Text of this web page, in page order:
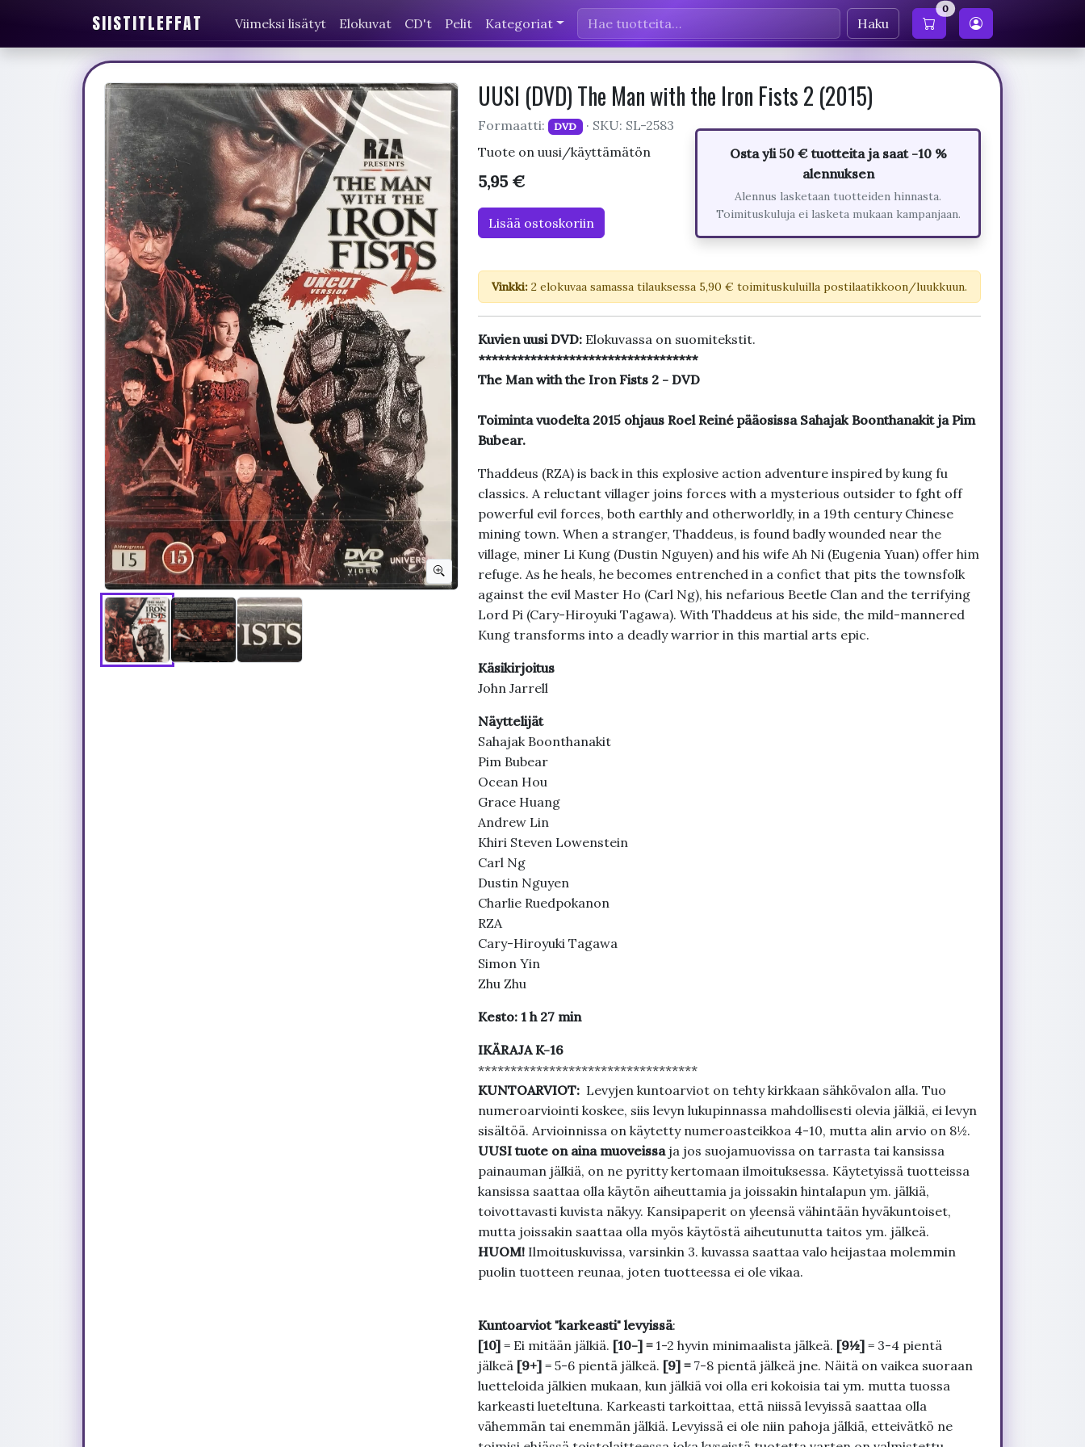
SIISTITLEFFAT Viimeksi lisätyt Elokuvat CD't Pelit Kategoriat Haku
0
UUSI (DVD) The Man with the Iron Fists 2 (2015)
Formaatti: DVD
· SKU: SL-2583
Tuote on uusi/käyttämätön
5,95 €
Lisää ostoskoriin
Osta yli 50 € tuotteita ja saat -10 %
alennuksen
Alennus lasketaan tuotteiden hinnasta.
Toimituskuluja ei lasketa mukaan kampanjaan.
Vinkki:2 elokuvaa samassa tilauksessa 5,90 € toimituskuluilla postilaatikkoon/luukkuun.
Kuvien uusi DVD: Elokuvassa on suomitekstit.
**********************************
The Man with the Iron Fists 2 - DVD
Toiminta vuodelta 2015 ohjaus Roel Reiné pääosissa Sahajak Boonthanakit ja Pim
Bubear.
Thaddeus (RZA) is back in this explosive action adventure inspired by kung fu
classics. A reluctant villager joins forces with a mysterious outsider to fght off
powerful evil forces, both earthly and otherworldly, in a 19th century Chinese
mining town. When a stranger, Thaddeus, is found badly wounded near the
village, miner Li Kung (Dustin Nguyen) and his wife Ah Ni (Eugenia Yuan) offer him
refuge. As he heals, he becomes entrenched in a confict that pits the townsfolk
against the evil Master Ho (Carl Ng), his nefarious Beetle Clan and the terrifying
Lord Pi (Cary-Hiroyuki Tagawa). With Thaddeus at his side, the mild-mannered
Kung transforms into a deadly warrior in this martial arts epic.
Käsikirjoitus
John Jarrell
Näyttelijät
Sahajak Boonthanakit
Pim Bubear
Ocean Hou
Grace Huang
Andrew Lin
Khiri Steven Lowenstein
Carl Ng
Dustin Nguyen
Charlie Ruedpokanon
RZA
Cary-Hiroyuki Tagawa
Simon Yin
Zhu Zhu
Kesto: 1 h 27 min
IKÄRAJA K-16
**********************************
KUNTOARVIOT: Levyjen kuntoarviot on tehty kirkkaan sähkövalon alla. Tuo
numeroarviointi koskee, siis levyn lukupinnassa mahdollisesti olevia jälkiä, ei levyn
sisältöä. Arvioinnissa on käytetty numeroasteikkoa 4-10, mutta alin arvio on 8½.
UUSI tuote on aina muoveissa ja jos suojamuovissa on tarrasta tai kansissa
painauman jälkiä, on ne pyritty kertomaan ilmoituksessa. Käytetyissä tuotteissa
kansissa saattaa olla käytön aiheuttamia ja joissakin hintalapun ym. jälkiä,
toivottavasti kuvista näkyy. Kansipaperit on yleensä vähintään hyväkuntoiset,
mutta joissakin saattaa olla myös käytöstä aiheutunutta taitos ym. jälkeä.
HUOM!Ilmoituskuvissa, varsinkin 3. kuvassa saattaa valo heijastaa molemmin
puolin tuotteen reunaa, joten tuotteessa ei ole vikaa.
Kuntoarviot "karkeasti" levyissä:
[10]= Ei mitään jälkiä. [10-] = 1-2 hyvin minimaalista jälkeä. [9½]= 3-4 pientä
jälkeä [9+]= 5-6 pientä jälkeä. [9] = 7-8 pientä jälkeä jne. Näitä on vaikea suoraan
luetteloida jälkien mukaan, kun jälkiä voi olla eri kokoisia tai ym. mutta tuossa
karkeasti lueteltuna. Karkeasti tarkoittaa, että niissä levyissä saattaa olla
vähemmän tai enemmän jälkiä. Levyissä ei ole niin pahoja jälkiä, etteivätkö ne